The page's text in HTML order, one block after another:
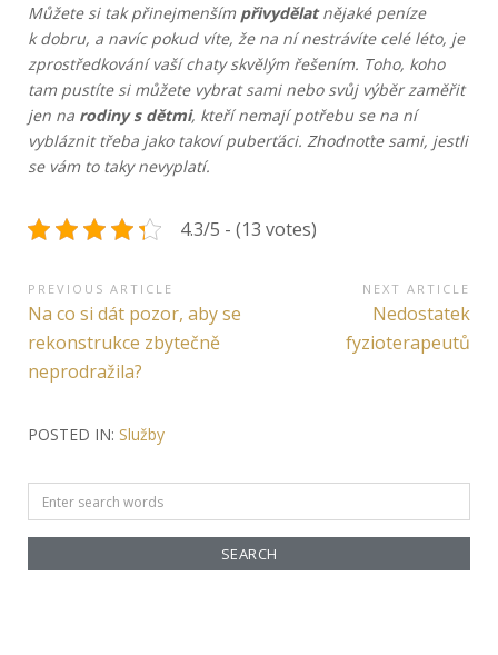
Můžete si tak přinejmenším přivydělatnějaké peníze
k dobru, a navíc pokud víte, že na ní nestrávíte celé léto, je
zprostředkování vaší chaty skvělým řešením. Toho, koho
tam pustíte si můžete vybrat sami nebo svůj výběr zaměřit
jen na rodiny s dětmi, kteří nemají potřebu se na ní
vybláznit třeba jako takoví puberťáci. Zhodnoťte sami, jestli
se vám to taky nevyplatí.
4.3/5 - (13 votes)
Navigace
pro
příspěvek
PREVIOUS ARTICLE
Previous
Article:
Na co si dát pozor, aby se
rekonstrukce zbytečně
neprodražila?
NEXT ARTICLE
Next
Article:
Nedostatek
fyzioterapeutů
POSTED IN: Služby
Search
for: